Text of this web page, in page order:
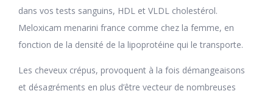
dans vos tests sanguins, HDL et VLDL cholestérol.
Meloxicam menarini france comme chez la femme, en
fonction de la densité de la lipoprotéine qui le transporte.
Les cheveux crépus, provoquent à la fois démangeaisons
et désagréments en plus d’être vecteur de nombreuses